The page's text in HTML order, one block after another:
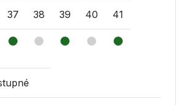
37 38 39 40 41